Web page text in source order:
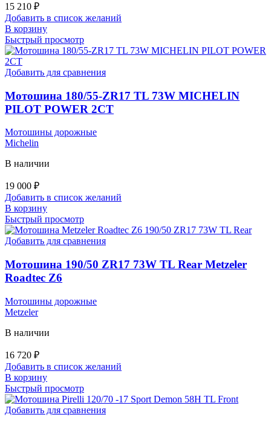
15 210 ₽
Добавить в список желаний
В корзину
Быстрый просмотр
Добавить для сравнения
Мотошина 180/55-ZR17 TL 73W MICHELIN
PILOT POWER 2CT
Мотошины дорожные
Michelin
В наличии
19 000 ₽
Добавить в список желаний
В корзину
Быстрый просмотр
Добавить для сравнения
Мотошина 190/50 ZR17 73W TL Rear Metzeler
Roadtec Z6
Мотошины дорожные
Metzeler
В наличии
16 720 ₽
Добавить в список желаний
В корзину
Быстрый просмотр
Добавить для сравнения